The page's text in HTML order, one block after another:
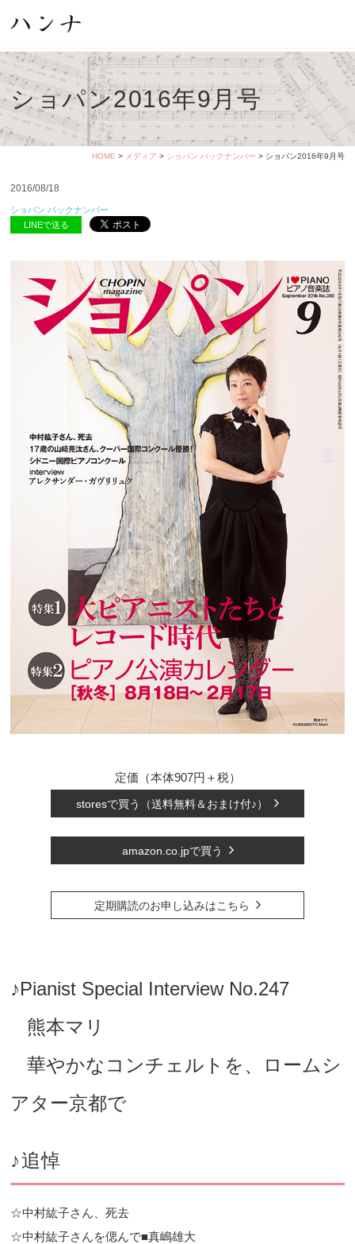
ショパン2016年9月号
HOME > メディア > ショパン バックナンバー > ショパン2016年9月号
2016/08/18
ショパン バックナンバー
LINEで送る
定価（本体907円＋税）
storesで買う（送料無料＆おまけ付♪）
amazon.co.jpで買う
定期購読のお申し込みはこちら
♪Pianist Special Interview No.247
熊本マリ
華やかなコンチェルトを、ロームシ
アター京都で
♪追悼
☆中村紘子さん、死去
☆中村紘子さんを偲んで■真嶋雄大